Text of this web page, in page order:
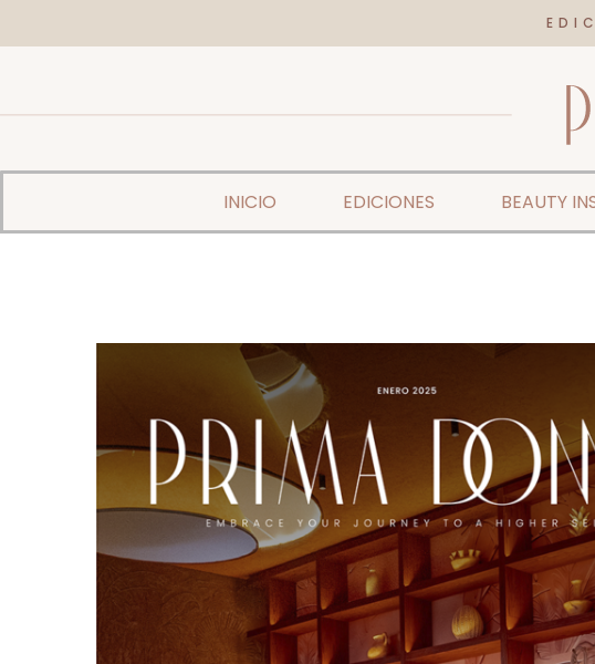
INICIO EDICIONES BEAUTY